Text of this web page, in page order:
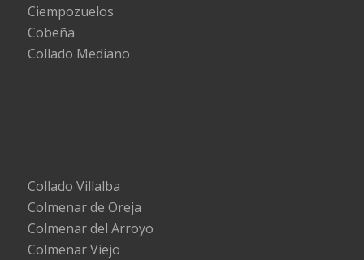
Ciempozuelos
Cobeña
Collado Mediano
Collado Villalba
Colmenar de Oreja
Colmenar del Arroyo
Colmenar Viejo